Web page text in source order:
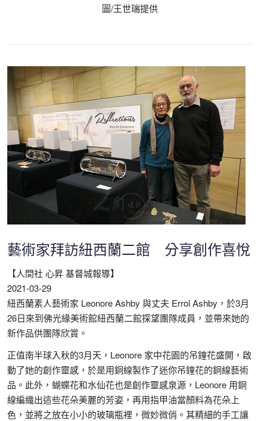
圖/王世瑞提供
藝術家拜訪紐西蘭二館 分享創作喜悅
【人間社 心昇 基督城報導】
2021-03-29
紐西蘭素人藝術家 Leonore Ashby 與丈夫 Errol Ashby，於3月
26日來到佛光緣美術館紐西蘭二館探望團隊成員，並帶來她的
新作品供團隊欣賞。
正值南半球入秋的3月天，Leonore 家中花園的吊鐘花盛開，啟
動了她的創作靈感，於是用銅線製作了迷你吊鐘花的銅線藝術
品。此外，蝴蝶花和水仙花也是創作靈感泉源，Leonore 用銅
線編織出這些花朵美麗的芳姿，再用指甲油當顏料為花朵上
色，並將之放在小小的玻璃瓶裡，微妙微俏。其精細的手工讓